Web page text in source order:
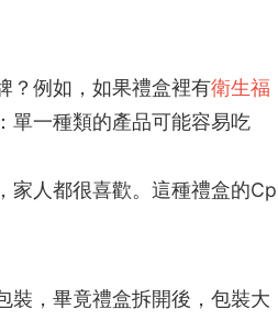
？例如，如果禮盒裡有衛生福
單一種類的產品可能容易吃
家人都很喜歡。這種禮盒的Cp
裝，畢竟禮盒拆開後，包裝大